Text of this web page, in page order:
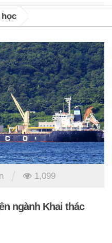
học
1,099
ngành Khai thác